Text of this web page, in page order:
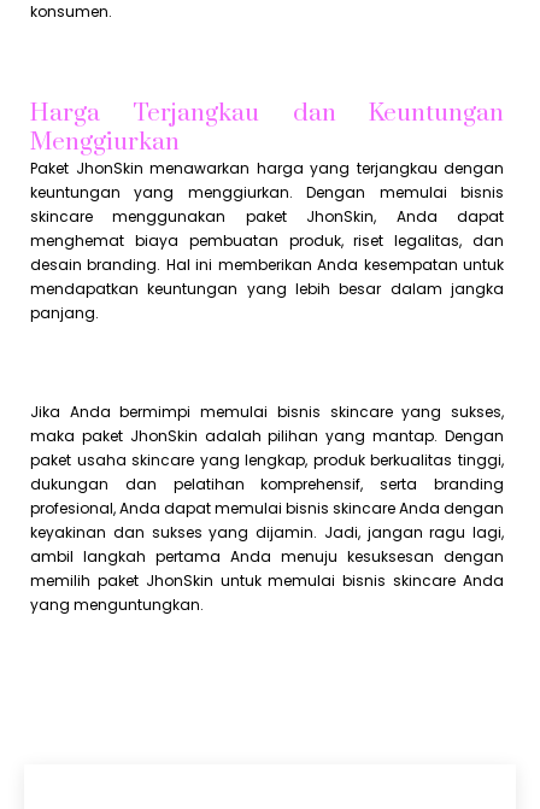
konsumen.
Harga Terjangkau dan Keuntungan
Menggiurkan
Paket JhonSkin menawarkan harga yang terjangkau dengan
keuntungan yang menggiurkan. Dengan memulai bisnis
skincare menggunakan paket JhonSkin, Anda dapat
menghemat biaya pembuatan produk, riset legalitas, dan
desain branding. Hal ini memberikan Anda kesempatan untuk
mendapatkan keuntungan yang lebih besar dalam jangka
panjang.
Jika Anda bermimpi memulai bisnis skincare yang sukses,
maka paket JhonSkin adalah pilihan yang mantap. Dengan
paket usaha skincare yang lengkap, produk berkualitas tinggi,
dukungan dan pelatihan komprehensif, serta branding
profesional, Anda dapat memulai bisnis skincare Anda dengan
keyakinan dan sukses yang dijamin. Jadi, jangan ragu lagi,
ambil langkah pertama Anda menuju kesuksesan dengan
memilih paket JhonSkin untuk memulai bisnis skincare Anda
yang menguntungkan.